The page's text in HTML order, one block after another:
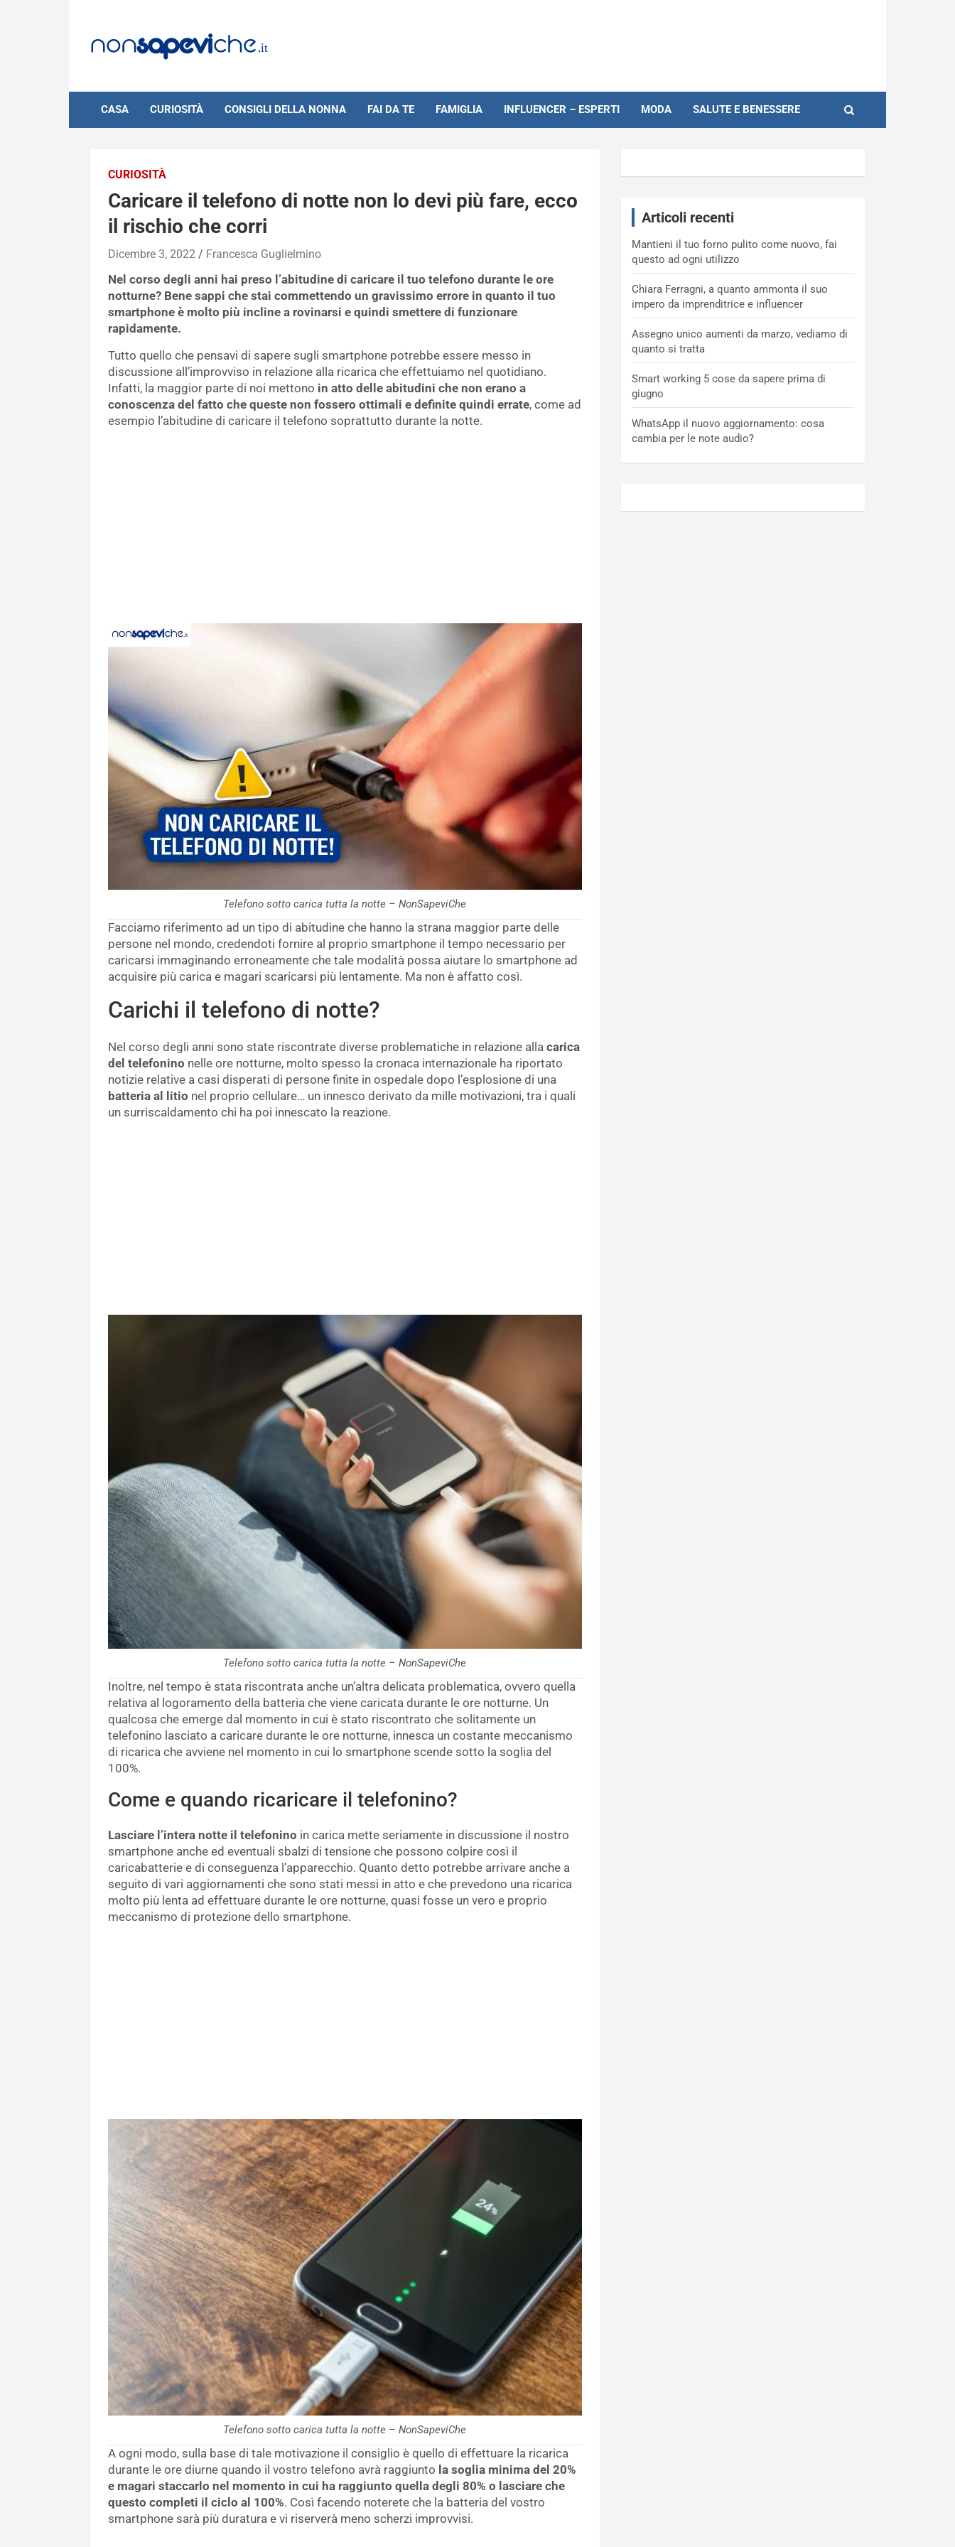
content
CASA CURIOSITÀ CONSIGLI DELLA NONNA FAI DA TE FAMIGLIA INFLUENCER – ESPERTI MODA SALUTE E BENESSERE
CURIOSITÀ
Caricare il telefono di notte non lo devi più fare, ecco
il rischio che corri
Dicembre 3, 2022 Francesca Guglielmino
Nel corso degli anni hai preso l’abitudine di caricare il tuo telefono durante le ore
notturne? Bene sappi che stai commettendo un gravissimo errore in quanto il tuo
smartphone è molto più incline a rovinarsi e quindi smettere di funzionare
rapidamente.
Tutto quello che pensavi di sapere sugli smartphone potrebbe essere messo in
discussione all’improvviso in relazione alla ricarica che effettuiamo nel quotidiano.
Infatti, la maggior parte di noi mettono in atto delle abitudini che non erano a
conoscenza del fatto che queste non fossero ottimali e definite quindi errate, come ad
esempio l’abitudine di caricare il telefono soprattutto durante la notte.
Telefono sotto carica tutta la notte – NonSapeviChe
Facciamo riferimento ad un tipo di abitudine che hanno la strana maggior parte delle
persone nel mondo, credendoti fornire al proprio smartphone il tempo necessario per
caricarsi immaginando erroneamente che tale modalità possa aiutare lo smartphone ad
acquisire più carica e magari scaricarsi più lentamente. Ma non è affatto così.
Carichi il telefono di notte?
Nel corso degli anni sono state riscontrate diverse problematiche in relazione alla carica
del telefonino nelle ore notturne, molto spesso la cronaca internazionale ha riportato
notizie relative a casi disperati di persone finite in ospedale dopo l’esplosione di una
batteria al litio nel proprio cellulare… un innesco derivato da mille motivazioni, tra i quali
un surriscaldamento chi ha poi innescato la reazione.
Telefono sotto carica tutta la notte – NonSapeviChe
Inoltre, nel tempo è stata riscontrata anche un’altra delicata problematica, ovvero quella
relativa al logoramento della batteria che viene caricata durante le ore notturne. Un
qualcosa che emerge dal momento in cui è stato riscontrato che solitamente un
telefonino lasciato a caricare durante le ore notturne, innesca un costante meccanismo
di ricarica che avviene nel momento in cui lo smartphone scende sotto la soglia del
100%.
Come e quando ricaricare il telefonino?
Lasciare l’intera notte il telefonino in carica mette seriamente in discussione il nostro
smartphone anche ed eventuali sbalzi di tensione che possono colpire così il
caricabatterie e di conseguenza l’apparecchio. Quanto detto potrebbe arrivare anche a
seguito di vari aggiornamenti che sono stati messi in atto e che prevedono una ricarica
molto più lenta ad effettuare durante le ore notturne, quasi fosse un vero e proprio
meccanismo di protezione dello smartphone.
Telefono sotto carica tutta la notte – NonSapeviChe
A ogni modo, sulla base di tale motivazione il consiglio è quello di effettuare la ricarica
durante le ore diurne quando il vostro telefono avrà raggiunto la soglia minima del 20%
e magari staccarlo nel momento in cui ha raggiunto quella degli 80% o lasciare che
questo completi il ciclo al 100%. Così facendo noterete che la batteria del vostro
smartphone sarà più duratura e vi riserverà meno scherzi improvvisi.
Articoli recenti
Mantieni il tuo forno pulito come nuovo, fai
questo ad ogni utilizzo
Chiara Ferragni, a quanto ammonta il suo
impero da imprenditrice e influencer
Assegno unico aumenti da marzo, vediamo di
quanto si tratta
Smart working 5 cose da sapere prima di
giugno
WhatsApp il nuovo aggiornamento: cosa
cambia per le note audio?